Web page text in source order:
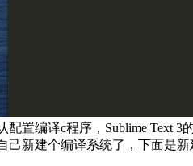
配置编译c程序，Sublime Text
己新建个编译系统了，下面是新